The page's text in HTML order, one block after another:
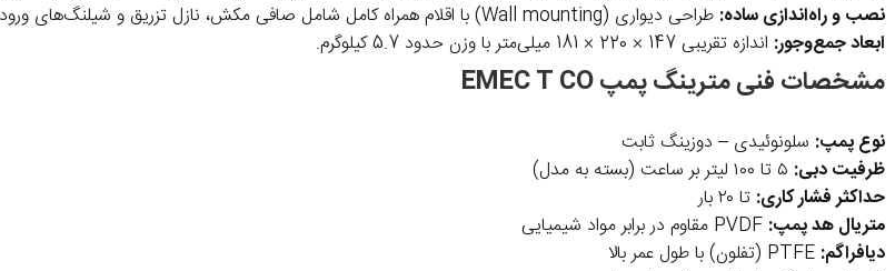
نصب و راه‌اندازی ساده: طراحی دیواری (Wall mounting) با اقلام همراه کامل شامل صافی مکش، نازل تزریق و شیلنگ‌های ورودی و خروجی.
ابعاد جمع‌وجور: اندازه تقریبی 147 × 220 × 181 میلی‌متر با وزن حدود 5.7 کیلوگرم.
مشخصات فنی مترینگ پمپ EMEC T CO
نوع پمپ: سلونوئیدی – دوزینگ ثابت
ظرفیت دبی:
حداکثر فشار کاری: تا ۲۰ بار
متریال هد پمپ:
دیافراگم: